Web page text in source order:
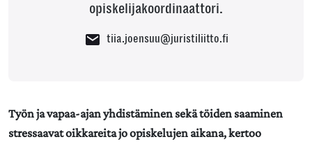
opiskelijakoordinaattori.
tiia.joensuu@juristiliitto.fi
Työn ja vapaa-ajan yhdistäminen sekä töiden saaminen
stressaavat oikkareita jo opiskelujen aikana, kertoo